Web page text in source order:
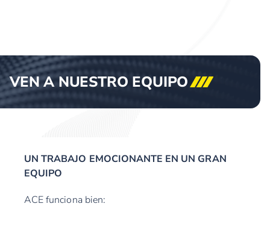
VEN A NUESTRO EQUIPO
UN TRABAJO EMOCIONANTE EN UN GRAN
EQUIPO
ACE funciona bien: